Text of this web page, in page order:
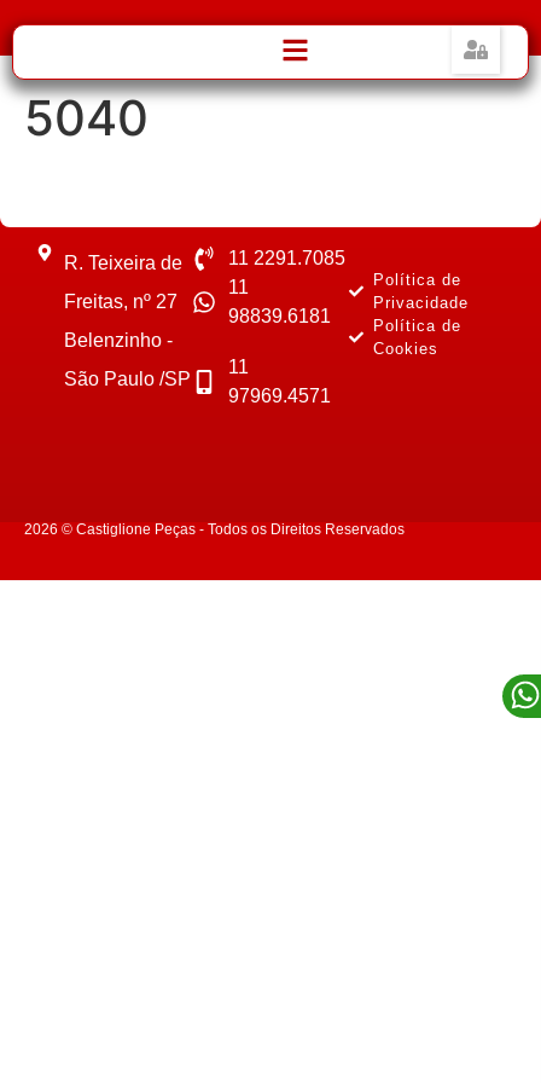
5040
R. Teixeira de
Freitas, nº 27
Belenzinho -
São Paulo /SP
11 2291.7085
11
98839.6181
11
97969.4571
Política de
Privacidade
Política de
Cookies
2026 © Castiglione Peças - Todos os Direitos Reservados